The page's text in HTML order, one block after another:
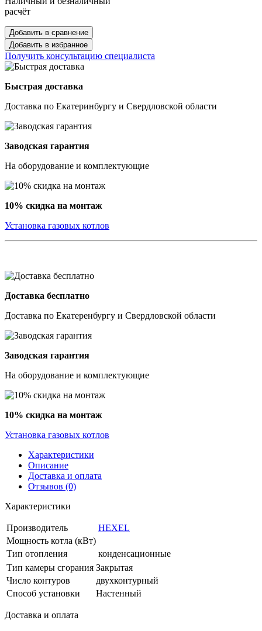
расчёт
Добавить в сравнение
Добавить в избранное
Получить консультацию специалиста
Быстрая доставка
Доставка по Екатеринбургу и Свердловской области
Заводская гарантия
На оборудование и комплектующие
10% скидка на монтаж
Установка газовых котлов
Доставка бесплатно
Доставка по Екатеренбургу и Свердловской области
Заводская гарантия
На оборудование и комплектующие
10% скидка на монтаж
Установка газовых котлов
Характеристики
Описание
Доставка и оплата
Отзывов (0)
Характеристики
Производитель
HEXEL
Мощность котла (кВт)
Тип отопления
конденсационные
Тип камеры сгорания Закрытая
Число контуров
двухконтурный
Способ установки
Настенный
Доставка и оплата